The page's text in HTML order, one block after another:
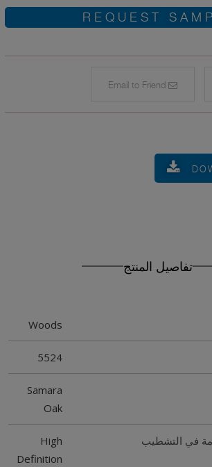
REQUEST
تفاصيل المنتج
Woods
5524
Samara
Oak
في التشطيب
High
Definition